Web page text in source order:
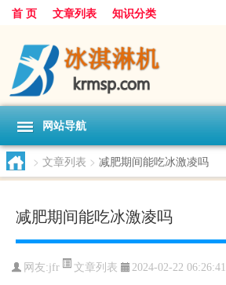
首 页 文章列表 知识分类
网站导航
> 文章列表 > 减肥期间能吃冰激凌吗
减肥期间能吃冰激凌吗
网友:jfr 文章列表 2024-02-22 06:26:41